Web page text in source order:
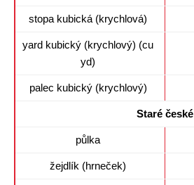
stopa kubická (krychlová)
yard kubický (krychlový) (cu
yd)
palec kubický (krychlový)
Staré české
půlka
žejdlík (hrneček)